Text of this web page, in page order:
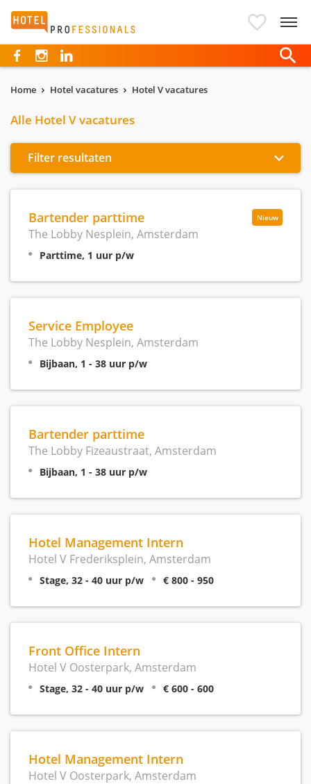
Hotelprofessionals
Home Hotel vacatures Hotel V vacatures
Alle Hotel V vacatures
Filter resultaten
Nieuw
Bartender parttime
The Lobby Nesplein, Amsterdam
Parttime, 1 uur p/w
Service Employee
The Lobby Nesplein, Amsterdam
Bijbaan, 1 - 38 uur p/w
Bartender parttime
The Lobby Fizeaustraat, Amsterdam
Bijbaan, 1 - 38 uur p/w
Hotel Management Intern
Hotel V Frederiksplein, Amsterdam
Stage, 32 - 40 uur p/w € 800 - 950
Front Office Intern
Hotel V Oosterpark, Amsterdam
Stage, 32 - 40 uur p/w € 600 - 600
Hotel Management Intern
Hotel V Oosterpark, Amsterdam